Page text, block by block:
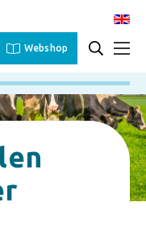
Webshop